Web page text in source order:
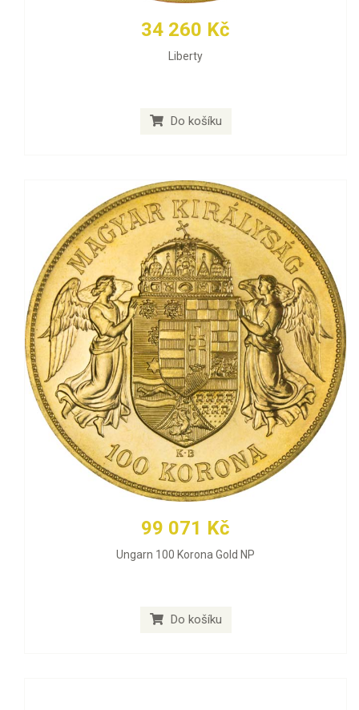
34 260 Kč
Liberty
Do košíku
99 071 Kč
Ungarn 100 Korona Gold NP
Do košíku